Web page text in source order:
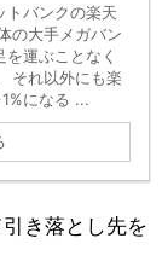
トバンクの楽天
の大手メガバン
運ぶことなく
それ以外にも楽
になる ...
き落とし先を